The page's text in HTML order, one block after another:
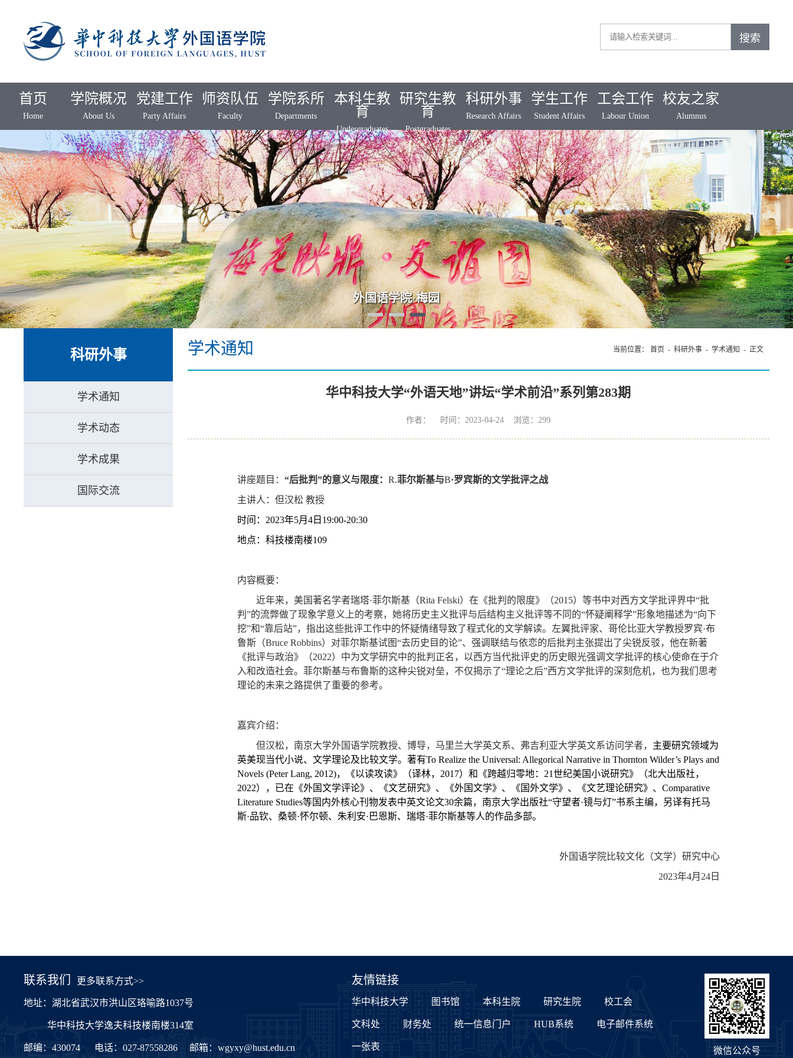
首页
Home
学院概况
About Us
党建工作
Party Affairs
师资队伍
Faculty
学院系所
Departments
本科生教
育
Undergraduates
研究生教
育
Postgraduates
科研外事
Research Affairs
学生工作
Student Affairs
工会工作
Labour Union
校友之家
Alumnus
外国语学院·梅园
科研外事
学术通知
学术动态
学术成果
国际交流
学术通知 当前位置： 首页 - 科研外事- 学术通知 - 正文
华中科技大学“外语天地”讲坛“学术前沿”系列第283期
作者： 时间：2023-04-24 浏览：299
讲座题目 ：“后批判”的意义与限度：R.菲尔斯基与B·罗宾斯的文学批评之战
主讲人：但汉松 教授
时间： 2023年5月4 日 19:00-20:30
地点：科技楼南楼109
内容概要：
近年来，美国著名学者瑞塔·菲尔斯基（Rita Felski）在《批判的限度》（2015）等书中对西方文学批评界中“批
判”的流弊做了现象学意义上的考察，她将历史主义批评与后结构主义批评等不同的“怀疑阐释学”形象地描述为“向下
挖”和“靠后站”，指出这些批评工作中的怀疑情绪导致了程式化的文学解读。左翼批评家、哥伦比亚大学教授罗宾·布
鲁斯（Bruce Robbins）对菲尔斯基试图“去历史目的论”、强调联结与依恋的后批判主张提出了尖锐反驳，他在新著
《批评与政治》（2022）中为文学研究中的批判正名，以西方当代批评史的历史眼光强调文学批评的核心使命在于介
入和改造社会。菲尔斯基与布鲁斯的这种尖锐对垒，不仅揭示了“理论之后”西方文学批评的深刻危机，也为我们思考
理论的未来之路提供了重要的参考。
嘉宾介绍：
但汉松，南京大学外国语学院教授、博导，马里兰大学英文系、弗吉利亚大学英文系访问学者， 主要研究领域为
英美现当代小说、文学理论及比较文学。著有To Realize the Universal: Allegorical Narrative in Thornton Wilder’s Plays and
Novels (Peter Lang, 2012)，《以读攻读》（译林， 2017）和《跨越归零地： 21世纪美国小说研究》（北大出版社，
2022），已在《外国文学评论》、《文艺研究》、《外国文学》、《国外文学》、《文艺理论研究》、Comparative
Literature Studies等国内外核心刊物发表中英文论文30余篇，南京大学出版社“守望者·镜与灯”书系主编，另译有托马
斯·品钦、桑顿·怀尔顿、朱利安· 巴恩斯、瑞塔·菲尔斯基等人的作品多部。
外国语学院比较文化（文学）研究中心
2023年4月 24日
联系我们 更多联系方式>>
地址：湖北省武汉市洪山区珞喻路1037号
华中科技大学逸夫科技楼南楼314室
邮编：430074 电话：027-87558286 邮箱：wgyxy@hust.edu.cn
友情链接
华中科技大学 图书馆 本科生院 研究生院 校工会
文科处 财务处 统一信息门户 HUB系统 电子邮件系统
一张表 微信公众号